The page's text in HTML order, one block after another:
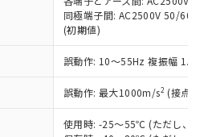
同極端子間: AC2500V 50/
(初期値)
誤動作: 10～55Hz 複振幅
誤動作: 最大1000m/s2 (接点
使用時: -25～55℃ (ただし、氷
び標準価格照会結果は、
更新日時点での社内デー
成されるものであり、閲
での実際の在庫および標
なる場合があることをご
況および標準価格はお客
、またはお客様担当のオ
ことがあります。
以下、ポリ臭化ビフェニル
、ポリ臭化ジフェニルエーテル類
フタル酸ビス(2-エチルヘキシ
1000ppm以下、フタル酸ブチ
以下、フタル酸ジブチル
す。当社販売部門へお問
準値 (GB/T26572)：
水銀) : 1000ppm、 Cd(カドミウ
、 PBBs(ポリ臭化ビフェ
: 1000ppm、 DIBP(フタル酸ジ
国貿易法に定める商品
貨物等」という）を輸出
の提供する場合は、日本
許可(または役務取引許
るなどの必要な手続きを
物を破棄する場合は、完
など、違法に輸出されな
上の在庫あり